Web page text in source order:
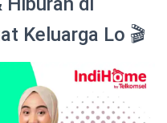
Keluarga Lo 🎬